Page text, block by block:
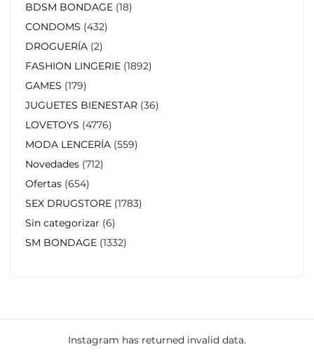
BDSM BONDAGE 18
CONDOMS 432
DROGUERÍA 2
FASHION LINGERIE 1892
GAMES 179
JUGUETES BIENESTAR 36
LOVETOYS 4776
MODA LENCERÍA 559
Novedades 712
Ofertas 654
SEX DRUGSTORE 1783
Sin categorizar 6
SM BONDAGE 1332
Instagram has returned invalid data.